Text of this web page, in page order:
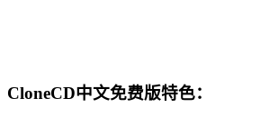
CloneCD中文免费版特色：